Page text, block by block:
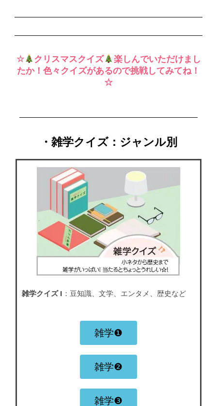
☆ クリスマスクイズ
楽しんでいただけまし
たか！色々クイズがあるので挑戦してみてね！
☆
・雑学クイズ：ジャンル別
雑学クイズ I ：豆知識、文学、エンタメ、歴史など
雑学❶
雑学❷
雑学❸